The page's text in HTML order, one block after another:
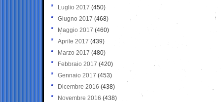
Luglio 2017 (450)
Giugno 2017 (468)
Maggio 2017 (460)
Aprile 2017 (439)
Marzo 2017 (480)
Febbraio 2017 (420)
Gennaio 2017 (453)
Dicembre 2016 (438)
Novembre 2016 (438)